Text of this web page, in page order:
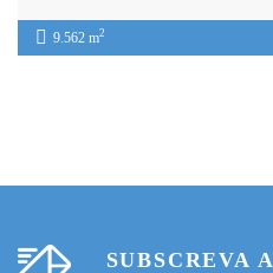
9.562 m2
SUBSCREVA A